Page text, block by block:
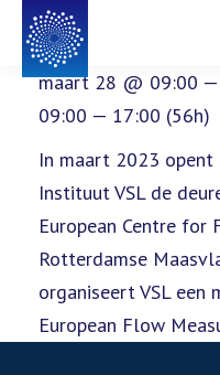
In maart 2023
Instituut VSL de
European Centre for
Rotterdamse
organiseert VSL een
European Flow
maart 28 @ 09:00
09:00 — 17:00 (56h)